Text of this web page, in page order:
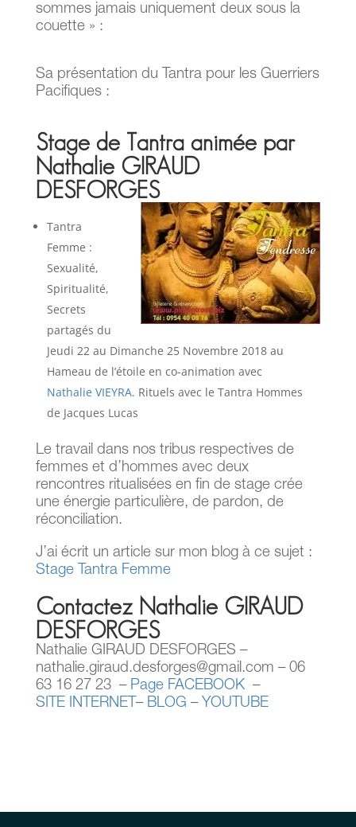
sommes jamais uniquement deux sous la
couette » :
Sa présentation du Tantra pour les Guerriers
Pacifiques :
Stage de Tantra animée par
Nathalie GIRAUD
DESFORGES
Tantra
Femme :
Sexualité,
Spiritualité,
Secrets
partagés du
Jeudi 22 au Dimanche 25 Novembre 2018 au
Hameau de l’étoile en co-animation avec
Nathalie VIEYRA. Rituels avec le Tantra Hommes
de Jacques Lucas
Le travail dans nos tribus respectives de
femmes et d’hommes avec deux
rencontres ritualisées en fin de stage crée
une énergie particulière, de pardon, de
réconciliation.
J’ai écrit un article sur mon blog à ce sujet :
Stage Tantra Femme
Contactez Nathalie GIRAUD
DESFORGES
Nathalie GIRAUD DESFORGES –
nathalie.giraud.desforges@gmail.com – 06
63 16 27 23 – Page FACEBOOK–
SITE INTERNET – BLOG – YOUTUBE